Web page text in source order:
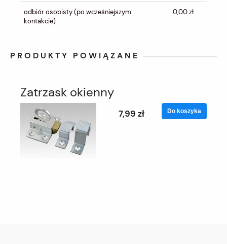
odbiór osobisty(po wcześniejszym
kontakcie)
0,00 zł
PRODUKTY POWIĄZANE
Zatrzask okienny
7,99 zł Do koszyka